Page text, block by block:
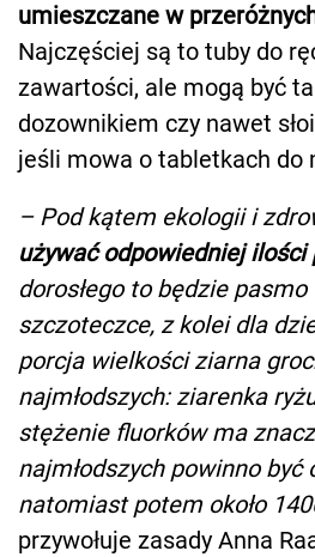
umieszczane w
Najczęściej są to tuby do
zawartości, ale mogą być
dozownikiem czy nawet
jeśli mowa o tabletkach do
– Pod kątem ekologii i
używać odpowiedniej ilości
dorosłego to będzie
szczoteczce, z kolei dla
porcja wielkości ziarna
najmłodszych: ziarenka
stężenie fluorków ma
najmłodszych powinno być
natomiast potem około
przywołuje zasady Anna